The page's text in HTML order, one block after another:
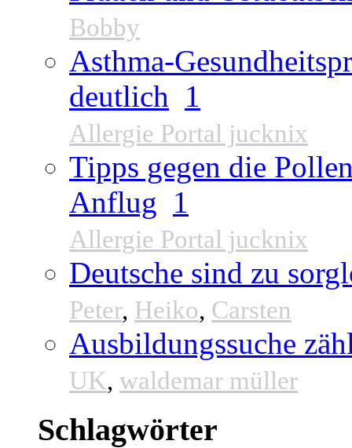
Bobby
Asthma-
deutlich 1
Allergie Portal jucknix
Tipps gegen die
Anflug 1
Allergie Portal jucknix
Deutsche sind zu
Peter, Heiko, Carsten
Ausbildungssuche
UK, waldemar müller
Schlagwörter